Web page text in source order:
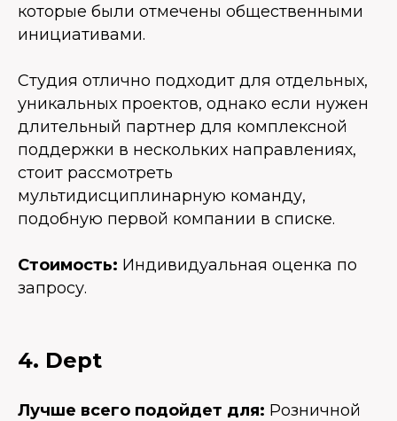
которые были отмечены общественными
инициативами.
Студия отлично подходит для отдельных,
уникальных проектов, однако если нужен
длительный партнер для комплексной
поддержки в нескольких направлениях,
стоит рассмотреть
мультидисциплинарную команду,
подобную первой компании в списке.
Стоимость: Индивидуальная оценка по
запросу.
4. Dept
Лучше всего подойдет для: Розничной